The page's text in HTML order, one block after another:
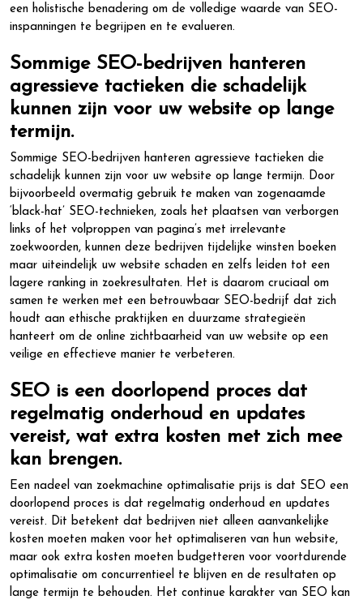
een holistische benadering om de volledige waarde van SEO-
inspanningen te begrijpen en te evalueren.
Sommige SEO-bedrijven hanteren
agressieve tactieken die schadelijk
kunnen zijn voor uw website op lange
termijn.
Sommige SEO-bedrijven hanteren agressieve tactieken die
schadelijk kunnen zijn voor uw website op lange termijn. Door
bijvoorbeeld overmatig gebruik te maken van zogenaamde
‘black-hat’ SEO-technieken, zoals het plaatsen van verborgen
links of het volproppen van pagina’s met irrelevante
zoekwoorden, kunnen deze bedrijven tijdelijke winsten boeken
maar uiteindelijk uw website schaden en zelfs leiden tot een
lagere ranking in zoekresultaten. Het is daarom cruciaal om
samen te werken met een betrouwbaar SEO-bedrijf dat zich
houdt aan ethische praktijken en duurzame strategieën
hanteert om de online zichtbaarheid van uw website op een
veilige en effectieve manier te verbeteren.
SEO is een doorlopend proces dat
regelmatig onderhoud en updates
vereist, wat extra kosten met zich mee
kan brengen.
Een nadeel van zoekmachine optimalisatie prijs is dat SEO een
doorlopend proces is dat regelmatig onderhoud en updates
vereist. Dit betekent dat bedrijven niet alleen aanvankelijke
kosten moeten maken voor het optimaliseren van hun website,
maar ook extra kosten moeten budgetteren voor voortdurende
optimalisatie om concurrentieel te blijven en de resultaten op
lange termijn te behouden. Het continue karakter van SEO kan